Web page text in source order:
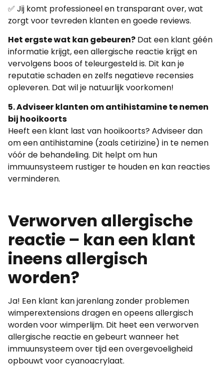
✅ Jij komt professioneel en transparant over, wat
zorgt voor tevreden klanten en goede reviews.
Het ergste wat kan gebeuren? Dat een klant géén
informatie krijgt, een allergische reactie krijgt en
vervolgens boos of teleurgesteld is. Dit kan je
reputatie schaden en zelfs negatieve recensies
opleveren. Dat wil je natuurlijk voorkomen!
5. Adviseer klanten om antihistamine te nemen
bij hooikoorts
Heeft een klant last van hooikoorts? Adviseer dan
om een antihistamine (zoals cetirizine) in te nemen
vóór de behandeling. Dit helpt om hun
immuunsysteem rustiger te houden en kan reacties
verminderen.
Verworven allergische
reactie – kan een klant
ineens allergisch
worden?
Ja! Een klant kan jarenlang zonder problemen
wimperextensions dragen en opeens allergisch
worden voor wimperlijm. Dit heet een verworven
allergische reactie en gebeurt wanneer het
immuunsysteem over tijd een overgevoeligheid
opbouwt voor cyanoacrylaat.